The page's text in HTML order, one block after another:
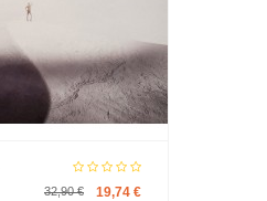
19,74 €
32,90 €